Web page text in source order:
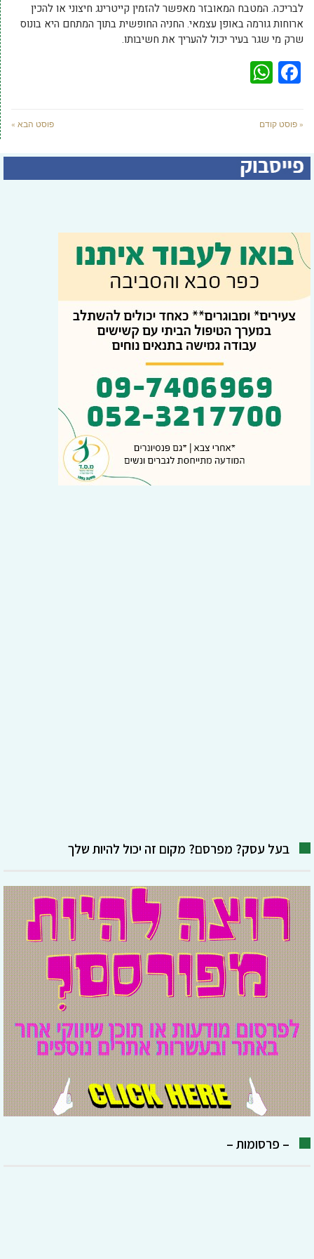
לבריכה. המטבח המאובזר מאפשר להזמין קייטרינג חיצוני או להכין
ארוחות גורמה באופן עצמאי. החניה החופשית בתוך המתחם היא בונוס
שרק מי שגר בעיר יכול להעריך את חשיבותו.
Facebook
« פוסט קודם פוסט הבא »
בעל עסק? מפרסם? מקום זה יכול להיות שלך
– פרסומות –